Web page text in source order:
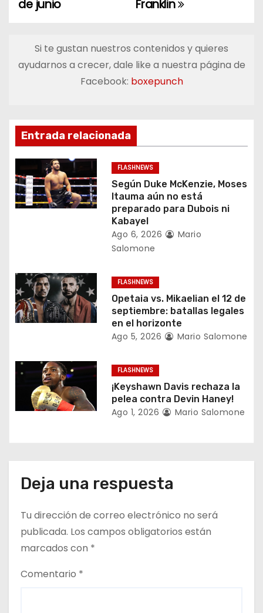
v
g
i
ó
n
d
n
t
r
d
Franklin
de junio
Si te gustan nuestros contenidos y quieres
ayudarnos a crecer, dale like a nuestra página de
Facebook: boxepunch
Entrada relacionada
FLASHNEWS
Según Duke McKenzie, Moses
Itauma aún no está
preparado para Dubois ni
Kabayel
Ago 6, 2026
Mario
Salomone
FLASHNEWS
Opetaia vs. Mikaelian el 12 de
septiembre: batallas legales
en el horizonte
Ago 5, 2026 Mario Salomone
FLASHNEWS
¡Keyshawn Davis rechaza la
pelea contra Devin Haney!
Ago 1, 2026 Mario Salomone
Deja una respuesta
Tu dirección de correo electrónico no será
publicada. Los campos obligatorios están
marcados con *
Comentario *